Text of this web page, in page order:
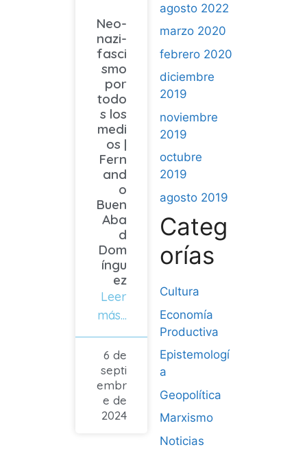
agosto 2022
marzo 2020
febrero 2020
diciembre
2019
noviembre
2019
octubre
2019
agosto 2019
Categ
orías
Cultura
Economía
Productiva
Epistemologí
a
Geopolítica
Marxismo
Noticias
Neo-
nazi-
fasci
smo
por
todo
s los
medi
os |
Fern
and
o
Buen
Aba
d
Dom
íngu
ez
Leer
más...
6 de
septi
embr
e de
2024